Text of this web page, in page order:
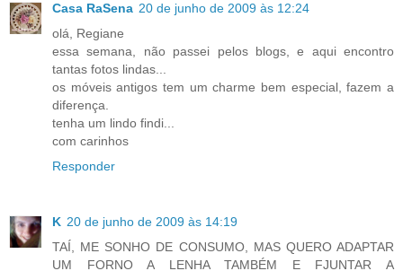
Casa RaSena 20 de junho de 2009 às 12:24
olá, Regiane
essa semana, não passei pelos blogs, e aqui encontro
tantas fotos lindas...
os móveis antigos tem um charme bem especial, fazem a
diferença.
tenha um lindo findi...
com carinhos
Responder
K 20 de junho de 2009 às 14:19
TAÍ, ME SONHO DE CONSUMO, MAS QUERO ADAPTAR
UM FORNO A LENHA TAMBÉM E FJUNTAR A